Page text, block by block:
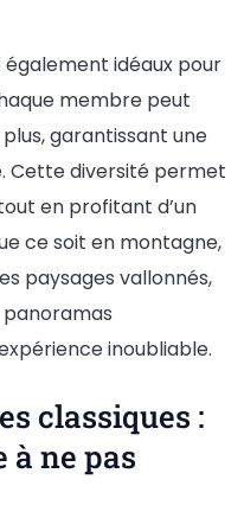
idéaux pour
membre peut
garantissant une
Cette diversité permet
en profitant d’un
ce soit en montagne,
paysages vallonnés,
inoubliable.
classiques :
ne pas